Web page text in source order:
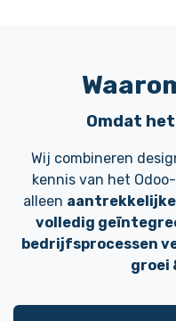
Omdat
Wij combineren
kennis van het
alleen aantrekkelijke
volledig
bedrijfsprocessen
groei